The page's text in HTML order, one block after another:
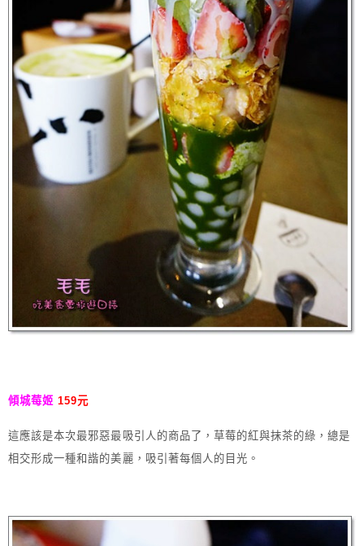
傾城莓姬 159元
這應該是本次最邪惡最吸引人的商品了，草莓的紅與抹茶的綠，總是
相交形成一種和諧的美麗，吸引著每個人的目光。